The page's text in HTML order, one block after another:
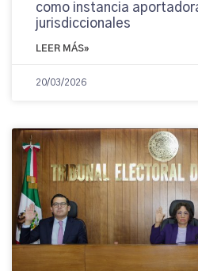
como instancia
jurisdiccionales
LEER MÁS»
20/03/2026